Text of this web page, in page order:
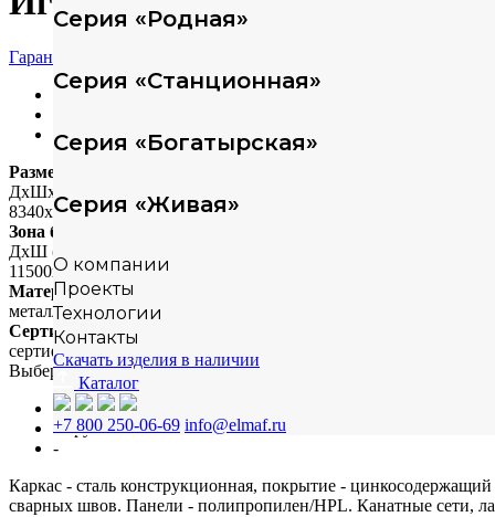
Серия «Родная»
Серия «Станционная»
Серия «Богатырская»
Серия «Живая»
О компании
Проекты
Технологии
Контакты
Скачать изделия в наличии
Каталог
+7 800 250-06-69 info@elmaf.ru
Гарантия
Характеристики
Скачать модели
Размеры
ДхШхВ (мм)
8340х5520х3105
Зона безопасности
ДхШ (мм)
11500х9000
Материал
металл+полипропилен/HPL
Сертификация
сертифицировано
Выберите способ монтажа
на бетонную плиту
в грунт
-
Каркас - сталь конструкционная, покрытие -
сварных швов. Панели - полипропилен/HPL. Канатные сети,